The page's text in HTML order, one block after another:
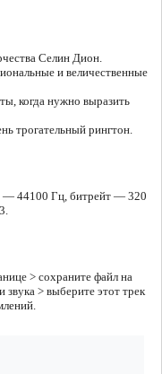
Селин Дион.
и величественные
когда нужно выразить
трогательный рингтон.
— 44100 Гц, битрейт — 320
> сохраните файл на
звука > выберите этот трек